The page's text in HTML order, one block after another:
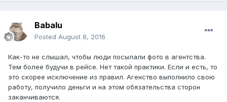
Babalu
Posted August 8, 2016
Как-то не слышал, чтобы люди посылали фото в агентства.
Тем более будучи в рейсе. Нет такой практики. Если и есть, то
это скорее исключение из правил. Агенство выполнило свою
работу, получило деньги и на этом обязательства сторон
заканчиваются.